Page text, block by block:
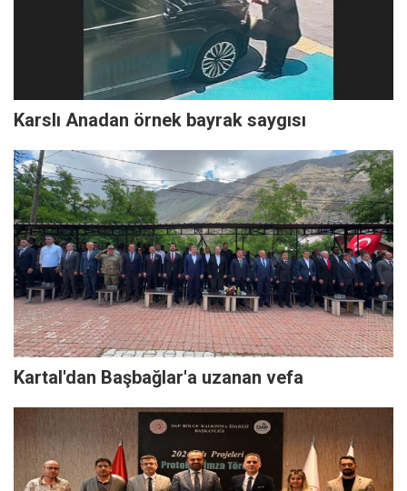
Karslı Anadan örnek bayrak saygısı
Kartal'dan Başbağlar'a uzanan vefa